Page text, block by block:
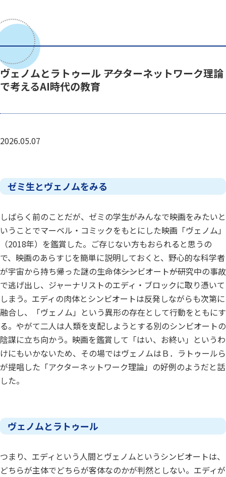
ヴェノムとラトゥール ――アクターネットワーク理論
で考えるAI時代の教育
2026.05.07
ゼミ生とヴェノムをみる
しばらく前のことだが、ゼミの学生がみんなで映画をみたいと
いうことでマーベル・コミックをもとにした映画「ヴェノム」
（2018年）を鑑賞した。ご存じない方もおられると思うの
で、映画のあらすじを簡単に説明しておくと、野心的な科学者
が宇宙から持ち帰った謎の生命体――シンビオート――が研究中の事故
で逃げ出し、ジャーナリストのエディ・ブロックに取り憑いて
しまう。エディの肉体とシンビオートは反発しながらも次第に
融合し、「ヴェノム」という異形の存在として行動をともにす
る。やがて二人は人類を支配しようとする別のシンビオートの
陰謀に立ち向かう。映画を鑑賞して「はい、お終い」というわ
けにもいかないため、その場ではヴェノムはＢ．ラトゥールら
が提唱した「アクターネットワーク理論」の好例のようだと話
した。
ヴェノムとラトゥール
つまり、エディという人間とヴェノムというシンビオートは、
どちらが主体でどちらが客体なのかが判然としない。エディが